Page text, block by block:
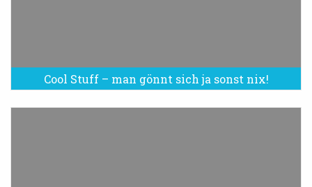
Cool Stuff – man gönnt sich ja sonst nix!